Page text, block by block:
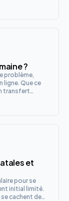
?
problème,
ligne. Que ce
transfert
et
pour se
initial limité.
cachent de